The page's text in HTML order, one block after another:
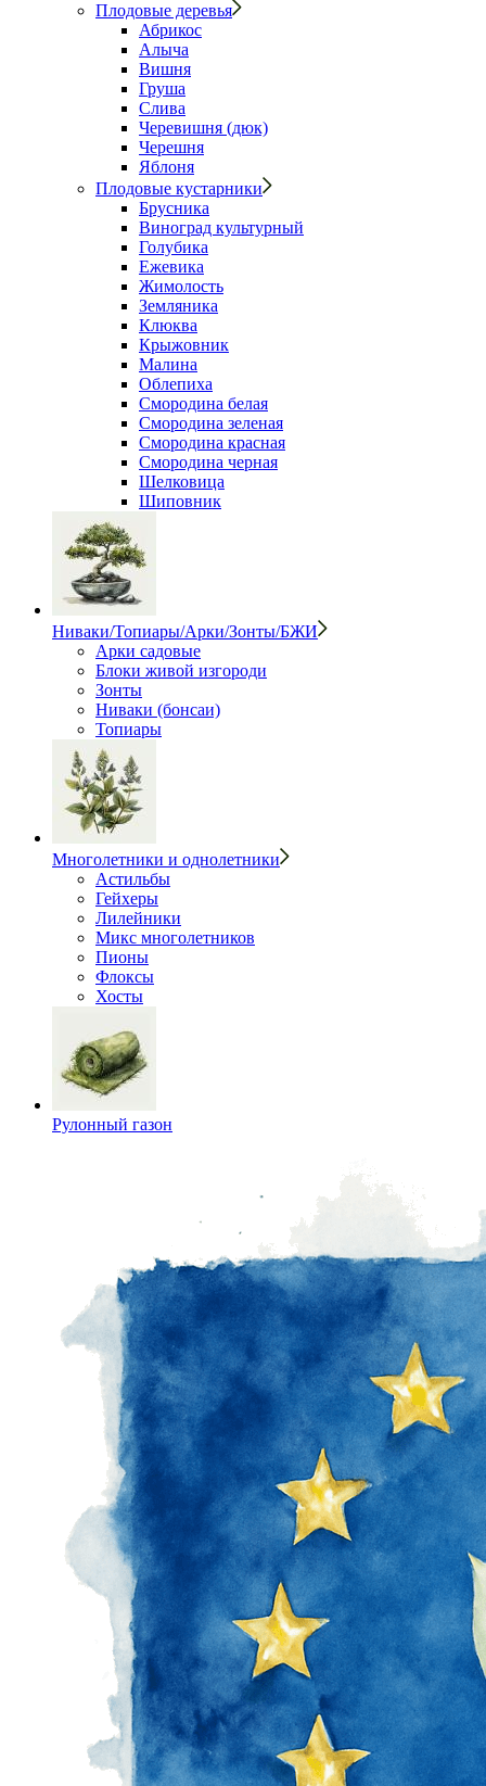
Плодовые деревья
Абрикос
Алыча
Вишня
Груша
Слива
Черевишня (дюк)
Черешня
Яблоня
Плодовые кустарники
Брусника
Виноград культурный
Голубика
Ежевика
Жимолость
Земляника
Клюква
Крыжовник
Малина
Облепиха
Смородина белая
Смородина зеленая
Смородина красная
Смородина черная
Шелковица
Шиповник
Ниваки/Топиары/Арки/Зонты/БЖИ
Арки садовые
Блоки живой изгороди
Зонты
Ниваки (бонсаи)
Топиары
Многолетники и однолетники
Астильбы
Гейхеры
Лилейники
Микс многолетников
Пионы
Флоксы
Хосты
Рулонный газон